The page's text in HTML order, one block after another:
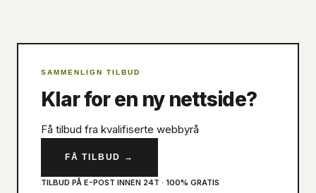
SAMMENLIGN TILBUD
Klar for en ny nettside?
Få tilbud fra kvalifiserte webbyrå
FÅ TILBUD →
TILBUD PÅ E-POST INNEN 24T · 100% GRATIS